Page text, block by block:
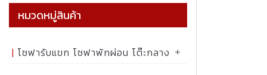
หมวดหมู่สินค้า
โซฟารับแขก โซฟาพักผ่อน โต๊ะกลาง